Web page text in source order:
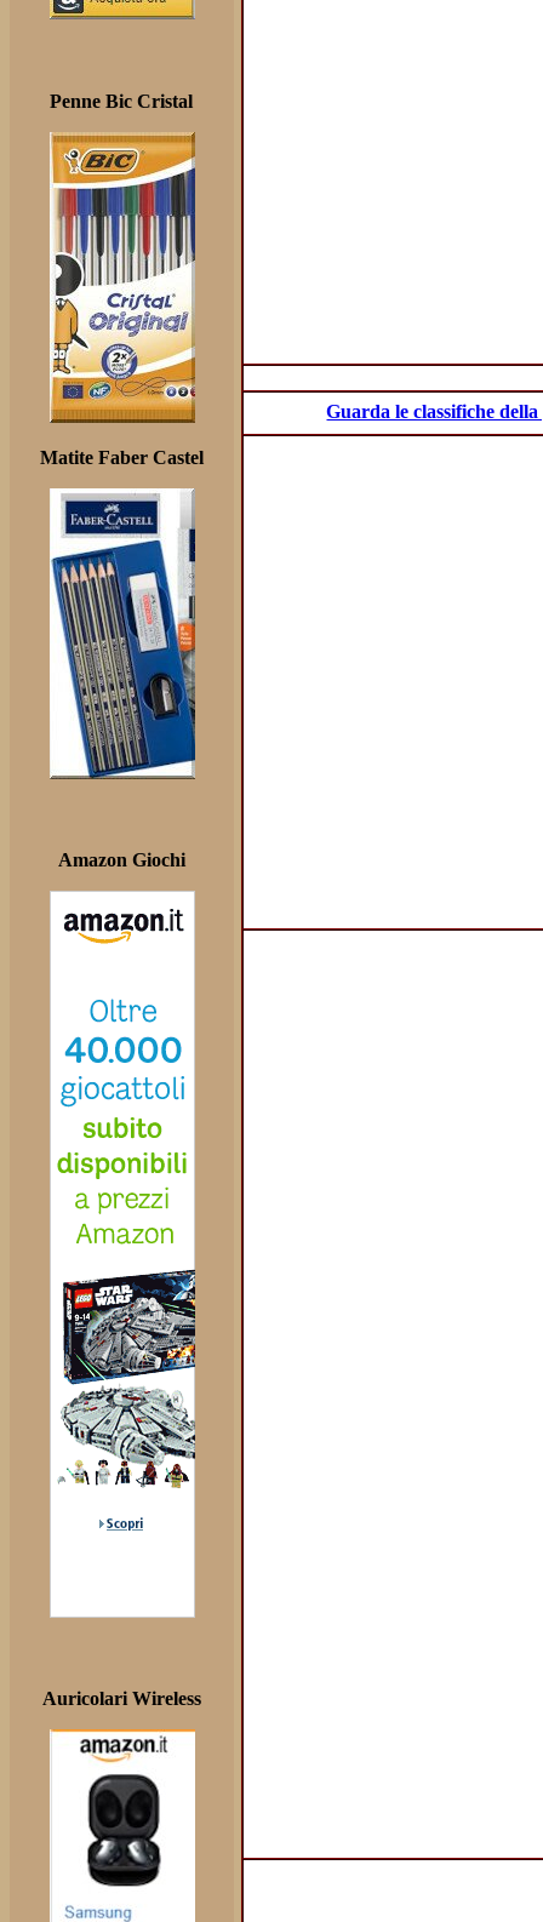
Guarda le classifiche
Penne Bic Cristal
Matite Faber Castel
Amazon Giochi
Auricolari Wireless